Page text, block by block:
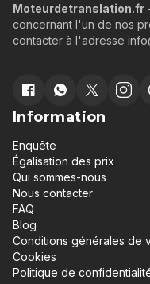
Moteurdetranslation.fr
concernant l'un de nos
contacter à l'adresse
Information
Enquête
Égalisation des prix
Qui sommes-nous
Nous contacter
FAQ
Blog
Conditions générales de
Cookies
Politique de